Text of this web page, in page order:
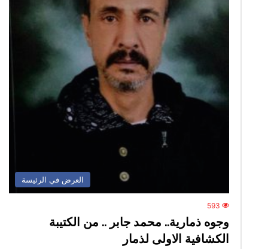
العرض في الرئيسة
593
‏وجوه ذمارية.. محمد جابر .. من الكتيبة
الكشافية الاولى لذمار